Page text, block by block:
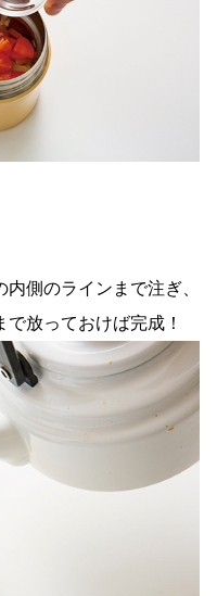
側のラインまで注ぎ、
放っておけば完成！